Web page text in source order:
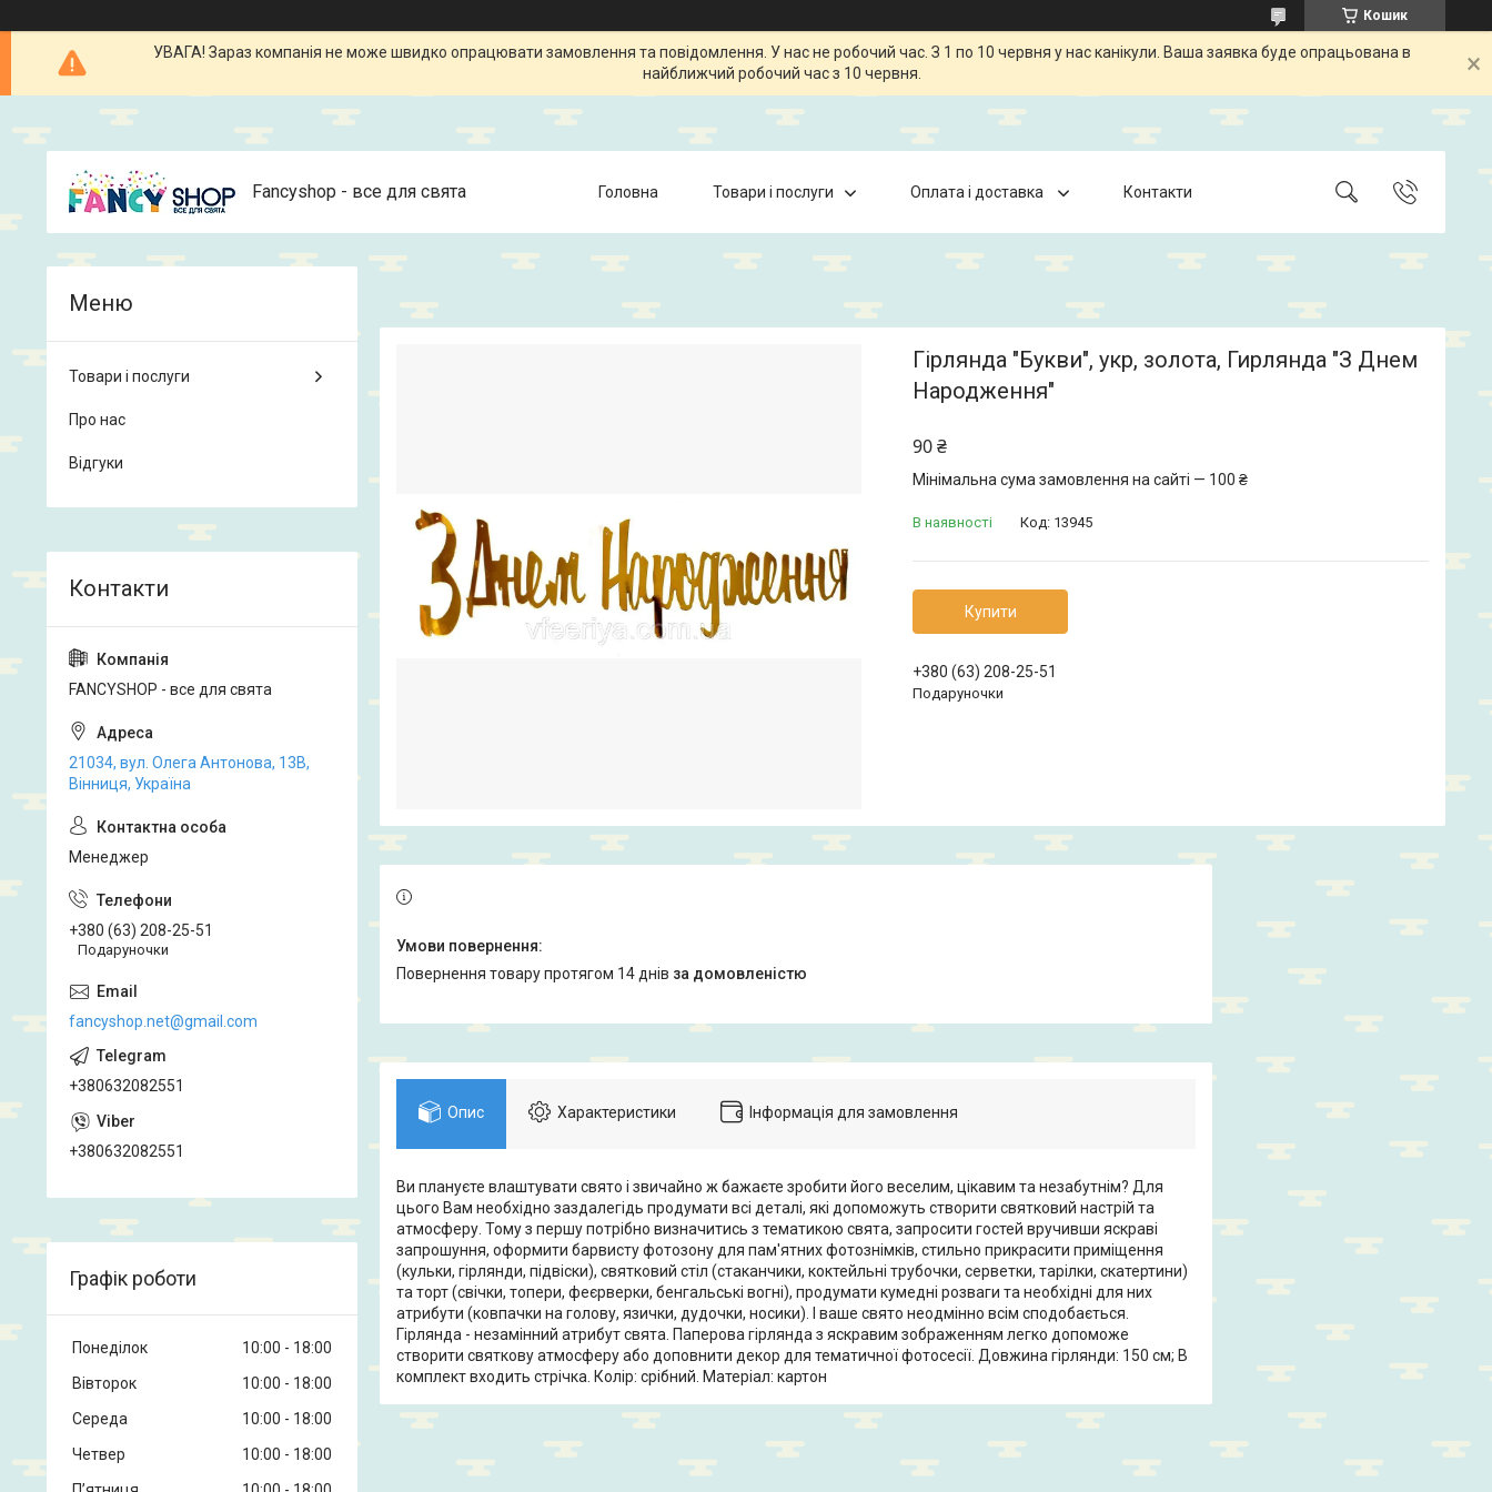
Кошик
УВАГА! Зараз компанія не може швидко опрацювати замовлення та повідомлення. У нас не робочий час. З 1 по 10 червня у нас канікули. Ваша заявка буде опрацьована в
найближчий робочий час з 10 червня.
Fancyshop - все для свята Головна Товари і послуги Оплата і доставка Контакти
Гірлянда "Букви", укр, золота, Гирлянда "З Днем
Народження"
90 ₴
Мінімальна сума замовлення на сайті — 100 ₴
В наявності Код: 13945
Купити
+380 (63) 208-25-51
Подаруночки
повернення товару протягом 14 днів за домовленістю
Опис Характеристики Інформація для замовлення
Ви плануєте влаштувати свято і звичайно ж бажаєте зробити його веселим, цікавим та незабутнім? Для
цього Вам необхідно заздалегідь продумати всі деталі, які допоможуть створити святковий настрій та
атмосферу. Тому з першу потрібно визначитись з тематикою свята, запросити гостей вручивши яскраві
запрошуння, оформити барвисту фотозону для пам'ятних фотознімків, стильно прикрасити приміщення
(кульки, гірлянди, підвіски), святковий стіл (стаканчики, коктейльні трубочки, серветки, тарілки, скатертини)
та торт (свічки, топери, феєрверки, бенгальські вогні), продумати кумедні розваги та необхідні для них
атрибути (ковпачки на голову, язички, дудочки, носики). І ваше свято неодмінно всім сподобається.
Гірлянда - незамінний атрибут свята. Паперова гірлянда з яскравим зображенням легко допоможе
створити святкову атмосферу або доповнити декор для тематичної фотосесії. Довжина гірлянди: 150 см; В
комплект входить стрічка. Колір: срібний. Матеріал: картон
Товари і послуги
Про нас
Відгуки
FANCYSHOP - все для свята
21034, вул. Олега Антонова, 13В,
Вінниця, Україна
Менеджер
+380 (63) 208-25-51
Подаруночки
fancyshop.net@gmail.com
+380632082551
+380632082551
Графік роботи
Понеділок 10:00
18:00
Вівторок
10:00
18:00
Середа
10:00
18:00
Четвер
10:00
18:00